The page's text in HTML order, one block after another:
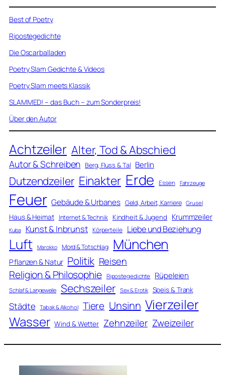
Best of Poetry
Ripostegedichte
Die Oscarballaden
Poetry Slam Gedichte & Videos
Poetry Slam meets Klassik
SLAMMED! – das Buch – zum Sonderpreis!
Über den Autor
Achtzeiler Alter, Tod & Abschied
Autor & Schreiben Berg, Fluss & Tal Berlin
Dutzendzeiler Einakter Erde Essen Fahrzeuge
Feuer Gebäude & Urbanes Geld, Arbeit, Karriere Grusel
Haus & Heimat Internet & Technik Kindheit & Jugend Krummzeiler
Kuba Kunst & Inbrunst Körperteile Liebe und Beziehung
Luft Marokko Mord & Totschlag München
Pflanzen & Natur Politik Reisen
Religion & Philosophie Ripostegedichte Rüpeleien
Schlaf & Langeweile Sechszeiler Sex & Erotik Speis & Trank
Städte Tabak & Alkohol Tiere Unsinn Vierzeiler
Wasser Wind & Wetter Zehnzeiler Zweizeiler